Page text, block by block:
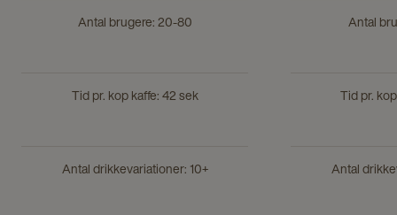
Antal brugere: 20-80
Tid pr. kop kaffe: 42 sek
Antal drikkevariationer: 10+
Antal
Tid pr.
Antal